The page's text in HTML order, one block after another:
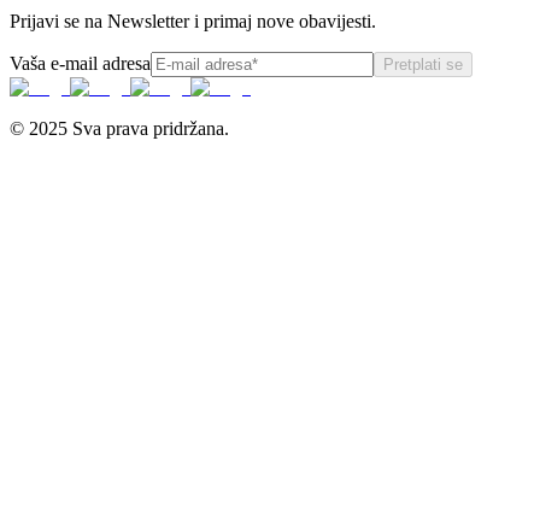
Prijavi se na Newsletter i primaj nove obavijesti.
Vaša e-mail adresa Pretplati se
© 2025 Sva prava pridržana.